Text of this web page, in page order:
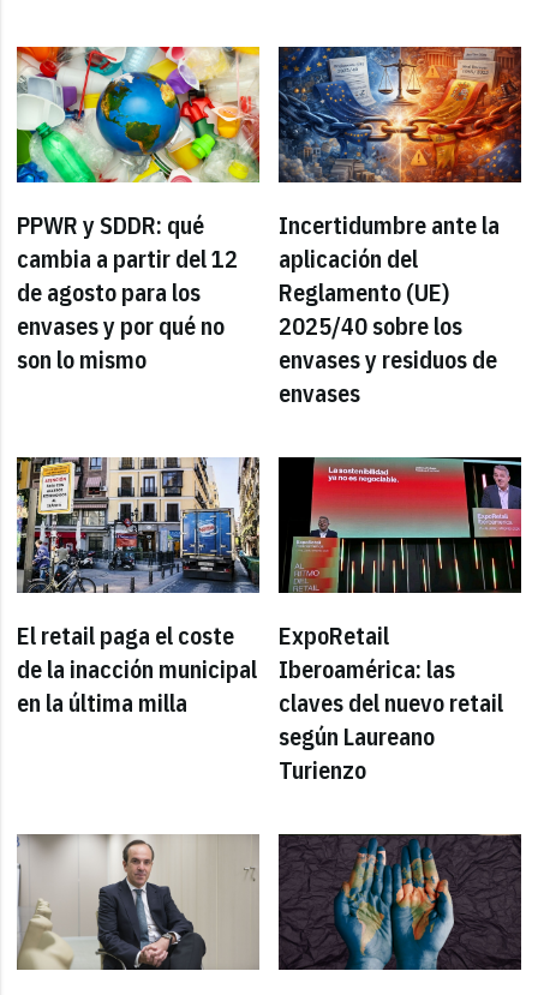
PPWR y SDDR: qué
cambia a partir del 12
de agosto para los
envases y por qué no
son lo mismo
Incertidumbre ante la
aplicación del
Reglamento (UE)
2025/40 sobre los
envases y residuos de
envases
El retail paga el coste
de la inacción municipal
en la última milla
ExpoRetail
Iberoamérica: las
claves del nuevo retail
según Laureano
Turienzo